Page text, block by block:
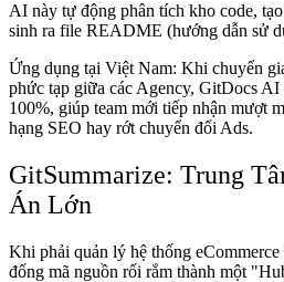
AI này tự động phân tích kho code,
sinh ra file README (hướng dẫn sử
Ứng dụng tại Việt Nam: Khi chuyển
phức tạp giữa các Agency, GitDocs AI
100%, giúp team mới tiếp nhận mượt
hạng SEO hay rớt chuyển đổi Ads.
GitSummarize: Trung
Án Lớn
Khi phải quản lý hệ thống
đống mã nguồn rối rắm thành một